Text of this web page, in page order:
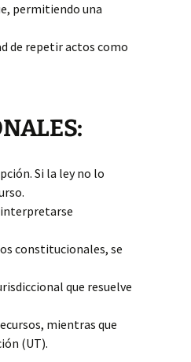
permitiendo una
de repetir actos como
Si la ley no lo
interpretarse
constitucionales, se
que resuelve
mientras que
(UT).